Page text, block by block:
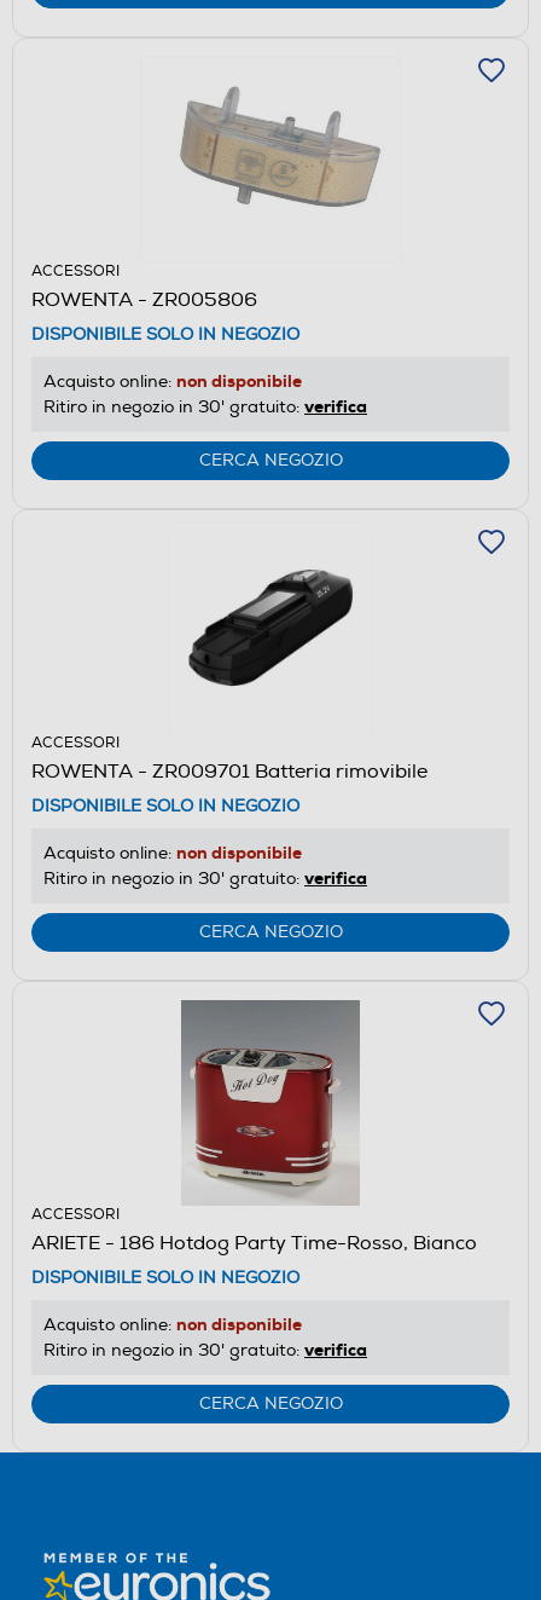
ACCESSORI
ROWENTA - ZR005806
DISPONIBILE SOLO IN NEGOZIO
Acquisto online: non disponibile
Ritiro in negozio in 30' gratuito: verifica
CERCA NEGOZIO
ACCESSORI
ROWENTA - ZR009701 Batteria rimovibile
DISPONIBILE SOLO IN NEGOZIO
Acquisto online: non disponibile
Ritiro in negozio in 30' gratuito: verifica
CERCA NEGOZIO
ACCESSORI
ARIETE - 186 Hotdog Party Time-Rosso, Bianco
DISPONIBILE SOLO IN NEGOZIO
Acquisto online: non disponibile
Ritiro in negozio in 30' gratuito: verifica
CERCA NEGOZIO